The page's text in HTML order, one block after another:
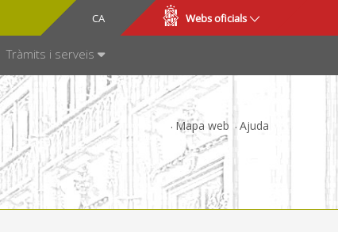
CA
ES Webs oficials
Tràmits i serveis
Mapa web Ajuda